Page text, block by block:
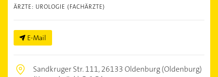
ÄRZTE: UROLOGIE (FACHÄRZTE)
E-Mail
Sandkruger Str. 111,26133 Oldenburg (Oldenburg)